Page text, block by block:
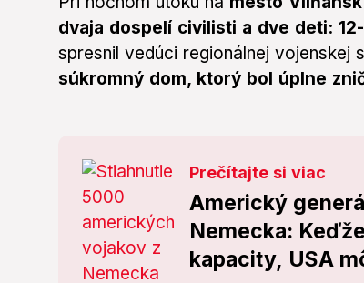
dvaja dospelí civilisti a dve deti:
spresnil vedúci regionálnej vojenskej
súkromný dom, ktorý bol úplne
Prečítajte si viac
Americký
Nemecka:
kapacity, USA